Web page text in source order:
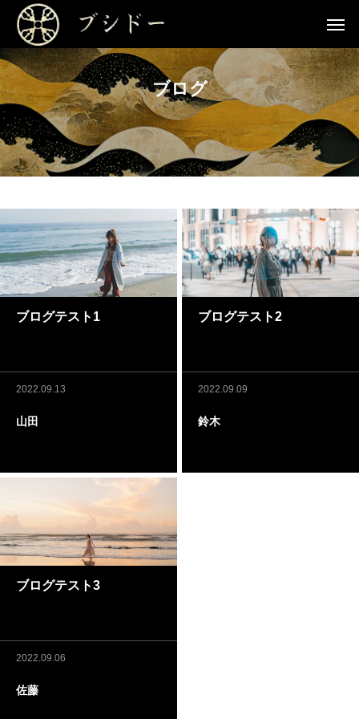
ブログ
ブログテスト1
2022.09.13
山田
ブログテスト2
2022.09.09
鈴木
ブログテスト3
2022.09.06
佐藤